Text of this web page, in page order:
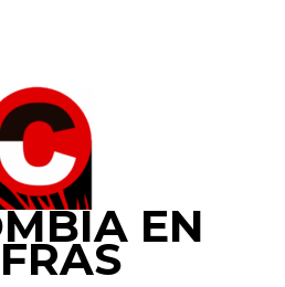
EN